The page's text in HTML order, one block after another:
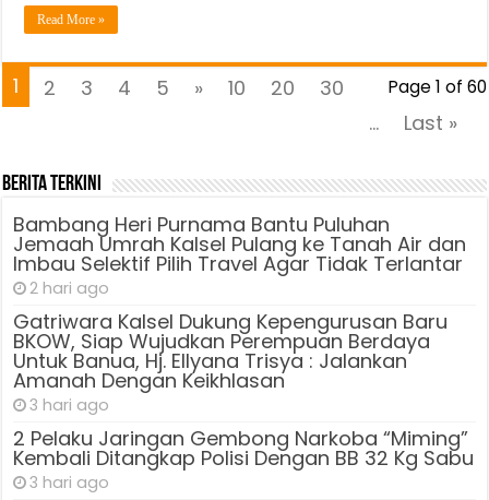
Read More »
Page 1 of 60
1 2 3 4 5 » 10 20
30
...
Last »
Berita Terkini
Bambang Heri Purnama Bantu Puluhan
Jemaah Umrah Kalsel Pulang ke Tanah Air dan
Imbau Selektif Pilih Travel Agar Tidak Terlantar
2 hari ago
Gatriwara Kalsel Dukung Kepengurusan Baru
BKOW, Siap Wujudkan Perempuan Berdaya
Untuk Banua, Hj. Ellyana Trisya : Jalankan
Amanah Dengan Keikhlasan
3 hari ago
2 Pelaku Jaringan Gembong Narkoba “Miming”
Kembali Ditangkap Polisi Dengan BB 32 Kg Sabu
3 hari ago